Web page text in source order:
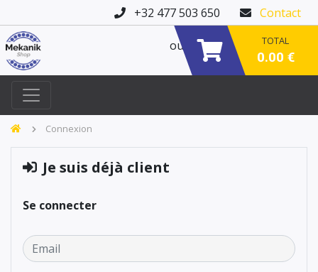
+32 477 503 650 Contact
ou TOTAL
0.00 €
Connexion
Je suis déjà client
Se connecter